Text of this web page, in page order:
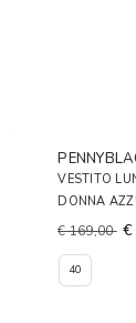
VESTITO
DONNA
€ 169,00 €
40